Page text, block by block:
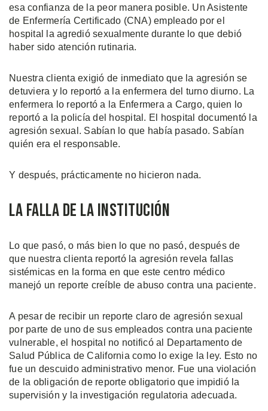
esa confianza de la peor manera posible. Un Asistente
de Enfermería Certificado (CNA) empleado por el
hospital la agredió sexualmente durante lo que debió
haber sido atención rutinaria.
Nuestra clienta exigió de inmediato que la agresión se
detuviera y lo reportó a la enfermera del turno diurno. La
enfermera lo reportó a la Enfermera a Cargo, quien lo
reportó a la policía del hospital. El hospital documentó la
agresión sexual. Sabían lo que había pasado. Sabían
quién era el responsable.
Y después, prácticamente no hicieron nada.
La Falla de la Institución
Lo que pasó, o más bien lo que no pasó, después de
que nuestra clienta reportó la agresión revela fallas
sistémicas en la forma en que este centro médico
manejó un reporte creíble de abuso contra una paciente.
A pesar de recibir un reporte claro de agresión sexual
por parte de uno de sus empleados contra una paciente
vulnerable, el hospital no notificó al Departamento de
Salud Pública de California como lo exige la ley. Esto no
fue un descuido administrativo menor. Fue una violación
de la obligación de reporte obligatorio que impidió la
supervisión y la investigación regulatoria adecuada.